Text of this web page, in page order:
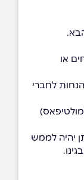
או
לחברי
יהיה לממש